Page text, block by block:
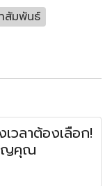
สัมพันธ์
วลาต้องเลือก!
ญคุณ